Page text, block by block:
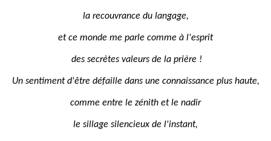
la recouvrance du langage,
et ce monde me parle comme à l'esprit
des secrètes valeurs de la prière !
Un sentiment d'être défaille dans une connaissance plus haute,
comme entre le zénith et le nadir
le sillage silencieux de l'instant,